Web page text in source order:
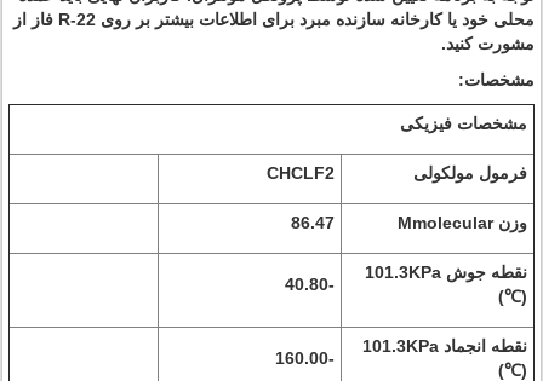
محلی خود یا کارخانه سازنده مبرد برای اطلاعات بیشتر بر روی R-22 فاز از
مشورت کنید.
مشخصات:
مشخصات فیزیکی
فرمول مولکولی CHCLF2
وزن Mmolecular 86.47
نقطه جوش 101.3KPa
(℃)
-40.80
نقطه انجماد 101.3KPa
(℃)
-160.00